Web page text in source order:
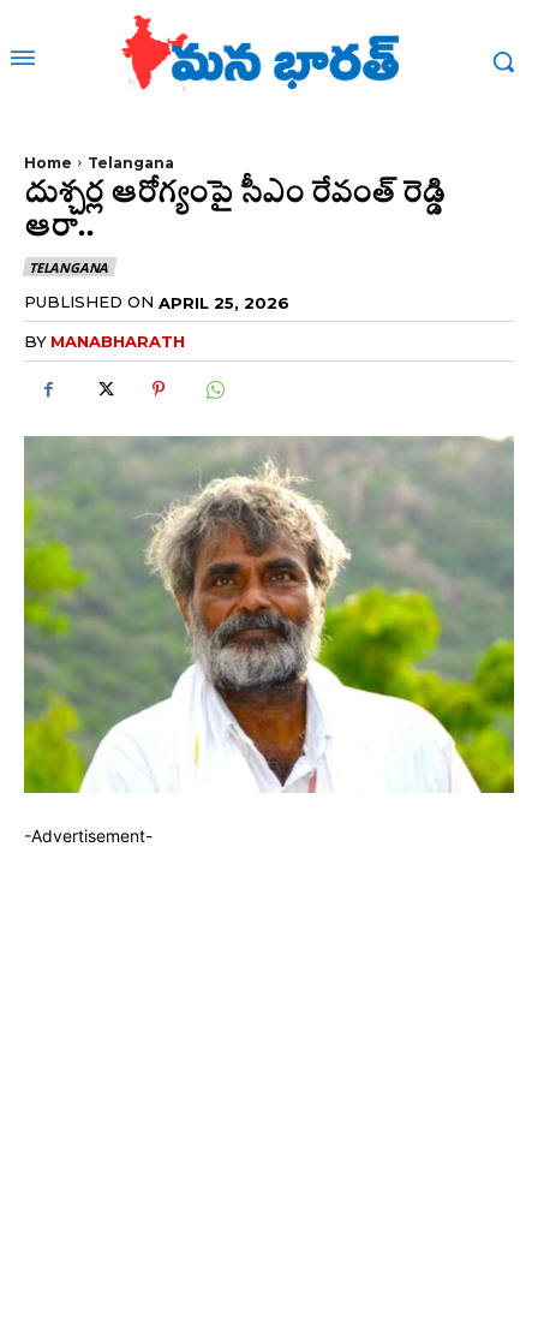
Home Telangana
దుశ్చర్ల ఆరోగ్యంపై సీఎం రేవంత్ రెడ్డి
ఆరా..
TELANGANA
PUBLISHED ON APRIL 25, 2026
BY MANABHARATH
-Advertisement-